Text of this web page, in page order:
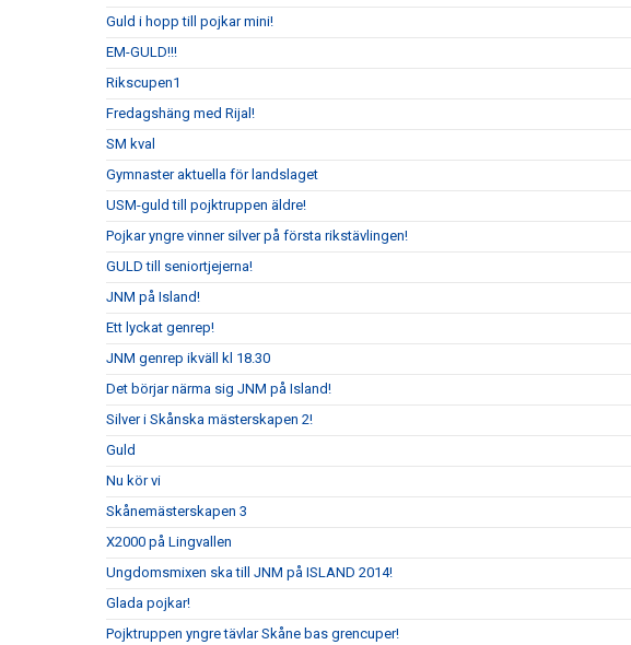
Guld i hopp till pojkar mini!
EM-GULD!!!
Rikscupen1
Fredagshäng med Rijal!
SM kval
Gymnaster aktuella för landslaget
USM-guld till pojktruppen äldre!
Pojkar yngre vinner silver på första rikstävlingen!
GULD till seniortjejerna!
JNM på Island!
Ett lyckat genrep!
JNM genrep ikväll kl 18.30
Det börjar närma sig JNM på Island!
Silver i Skånska mästerskapen 2!
Guld
Nu kör vi
Skånemästerskapen 3
X2000 på Lingvallen
Ungdomsmixen ska till JNM på ISLAND 2014!
Glada pojkar!
Pojktruppen yngre tävlar Skåne bas grencuper!